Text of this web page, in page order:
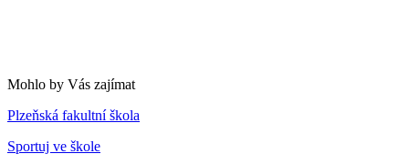
Mohlo by Vás zajímat
Plzeňská fakultní škola
Sportuj ve škole